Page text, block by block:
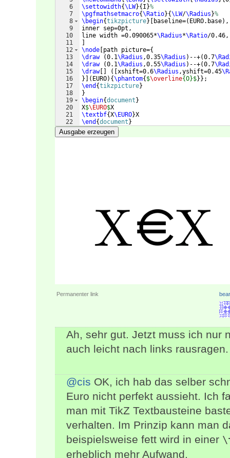
6
7
8
9
10
11
12
13
14
15
16
17
18
19
20
21
22
\settowidth{\LW}{ I }%
\pgfmathsetmacro{\Ratio}{\LW/\Radius }%
\begin{tikzpicture} baseline=( EURO.base)
inner sep=0pt,
line width =0.090065*\Radius*\Ratio/
\node path picture={
\draw
(0.1\Radius ,0.35\Radius ) --+(0.7
\draw
(0.1\Radius ,0.55\Radius ) --+(0.7
\draw[ ([ xshift=0.6\Radius ,yshift=0.45
}]
( EURO) {\phantom{ $\overline{O}$}} ;
\end {tikzpicture}
}
\begin{document }
X$\EURO$X
\textbf{X\EURO}X
\end {document }
Ausgabe erzeugen
Permanenter link
Ah, sehr gut. Jetzt muss ich nur
auch leicht nach links rausragen.
@cis OK, ich hab das selber
Euro nicht perfekt aussieht. Ich
man mit TikZ Textbausteine
verhalten. Im Prinzip kann man
beispielsweise fett wird in einer
erheblich mehr Aufwand.